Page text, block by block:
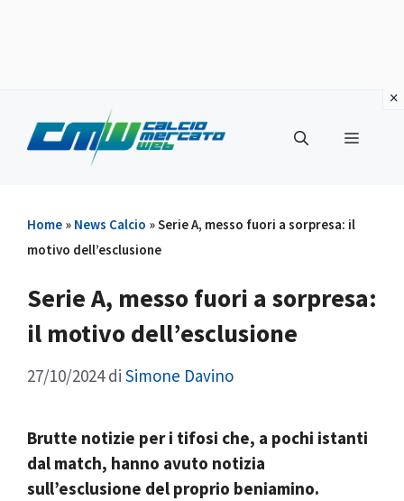
contenuto
Menu
Home » News Calcio »Serie A, messo fuori a sorpresa: il
motivo dell’esclusione
Serie A, messo fuori a sorpresa:
il motivo dell’esclusione
27/10/2024 di Simone Davino
Brutte notizie per i tifosi che, a pochi istanti
dal match, hanno avuto notizia
sull’esclusione del proprio beniamino.